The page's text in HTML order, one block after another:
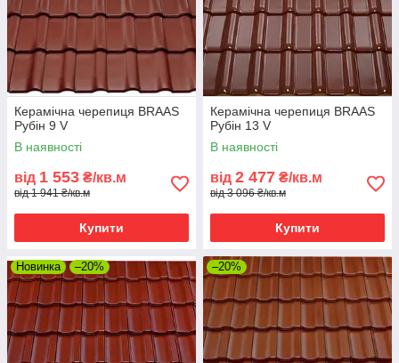
Керамічна черепиця BRAAS
Рубін 9 V
В наявності
від 1 553 ₴/кв.м
від 1 941 ₴/кв.м
Купити
Керамічна черепиця BRAAS
Рубін 13 V
В наявності
від 2 477 ₴/кв.м
від 3 096 ₴/кв.м
Купити
Новинка –20% –20%